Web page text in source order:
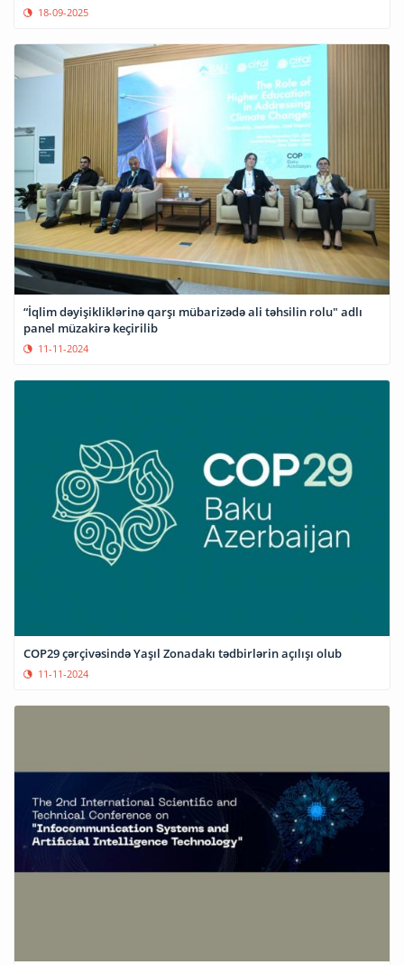
18-09-2025
“İqlim dəyişikliklərinə qarşı mübarizədə ali təhsilin rolu" adlı
panel müzakirə keçirilib
11-11-2024
COP29 çərçivəsində Yaşıl Zonadakı tədbirlərin açılışı olub
11-11-2024